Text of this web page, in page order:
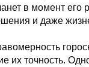
в момент его
и даже
их точность.